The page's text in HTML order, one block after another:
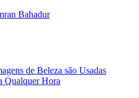
Bahadur
de Beleza são Usadas
Qualquer Hora